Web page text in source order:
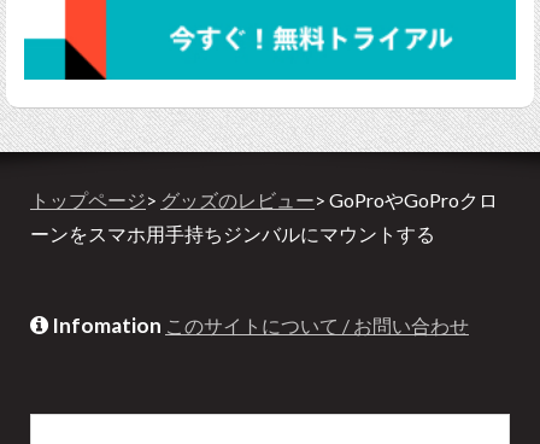
トップページ> グッズのレビュー> GoProやGoProクロ
ーンをスマホ用手持ちジンバルにマウントする
Infomation このサイトについて / お問い合わせ